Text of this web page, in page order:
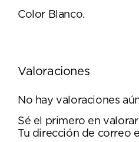
Color Blanco.
Valoraciones
No hay valoraciones
Sé el primero en
Tu dirección de correo